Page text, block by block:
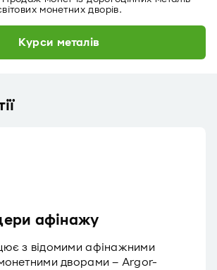
монетних дворів.
Курси металів
афінажу
з відомими афінажними
дворами – Argor-